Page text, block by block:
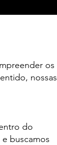
os
nossas
do
buscamos